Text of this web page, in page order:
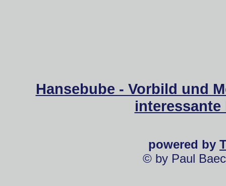
Hansebube - Vorbild und
powered by
© by Paul